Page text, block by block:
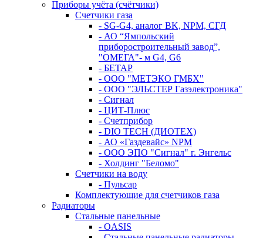
Приборы учёта (счётчики)
Счетчики газа
- SG-G4, аналог BK, NPM, СГД
- АО “Ямпольский
приборостроительный завод”,
"ОМЕГА"- м G4, G6
- БЕТАР
- ООО "МЕТЭКО ГМБХ"
- ООО "ЭЛЬСТЕР Газэлектроника"
- Сигнал
- ЦИТ-Плюс
- Счетприбор
- DIO TECH (ДИОТЕХ)
- АО «Газдевайс» NPM
- ООО ЭПО "Сигнал" г. Энгельс
- Холдинг "Беломо"
Счетчики на воду
- Пульсар
Комплектующие для счетчиков газа
Радиаторы
Стальные панельные
- OASIS